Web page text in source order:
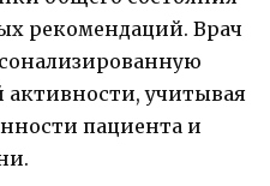
рекомендаций. Врач
учитывая
пациента и